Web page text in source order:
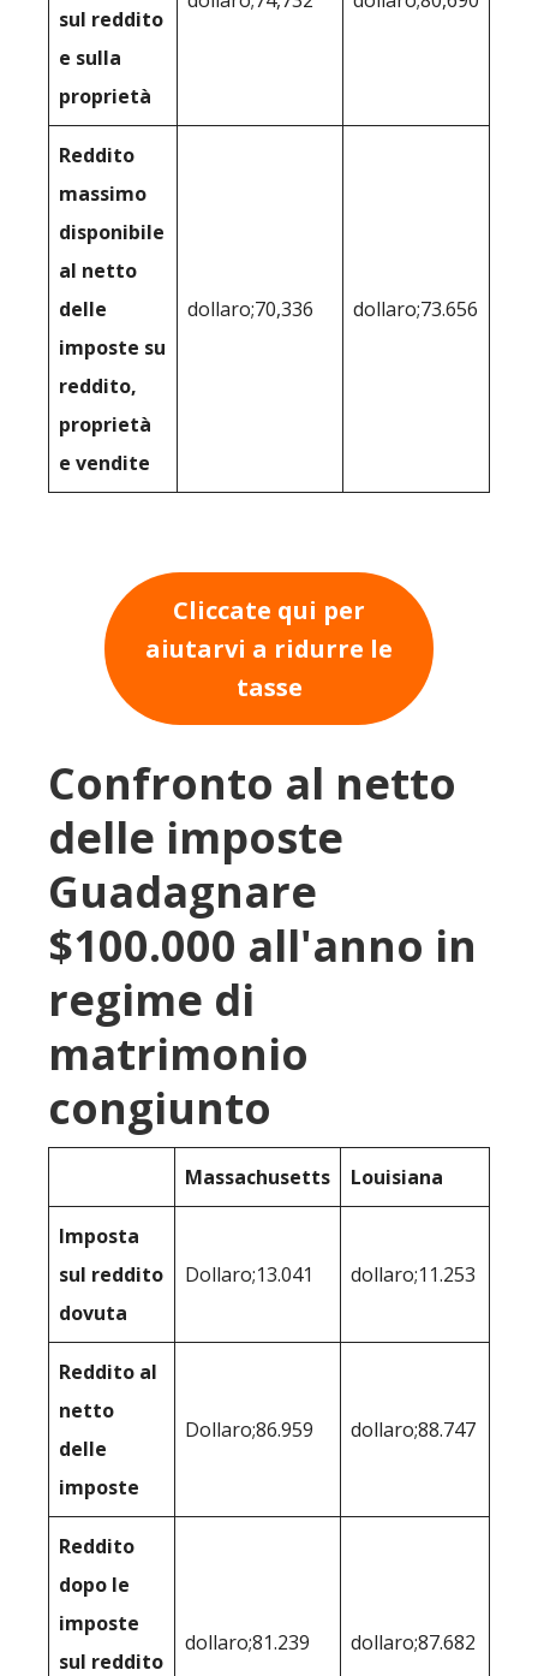
sul reddito
e sulla
proprietà
Reddito
massimo
disponibile
al netto
delle
imposte su
reddito,
proprietà
e vendite
dollaro;70,336 dollaro;73.656
Cliccate qui per
aiutarvi a ridurre le
tasse
Confronto al netto
delle imposte
Guadagnare
$100.000 all'anno in
regime di
matrimonio
congiunto
Massachusetts Louisiana
Imposta
sul reddito
dovuta
Dollaro;13.041 dollaro;11.253
Reddito al
netto
delle
imposte
Dollaro;86.959 dollaro;88.747
Reddito
dopo le
imposte
sul reddito
dollaro;81.239 dollaro;87.682